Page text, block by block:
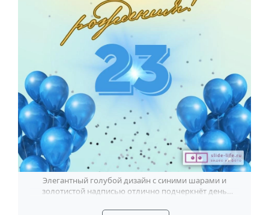
Элегантный голубой дизайн с синими шарами и
золотистой надписью отлично подчеркнёт день